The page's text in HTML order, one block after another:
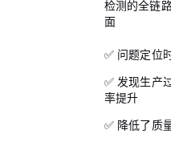
检测的全链路
面
✅ 问题定位时
✅ 发现生产过
率提升
✅ 降低了质量